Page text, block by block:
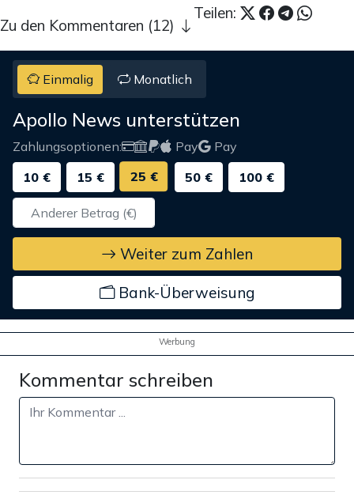
Teilen:
Zu den Kommentaren (12)
Einmalig Monatlich
Apollo News unterstützen
Zahlungsoptionen: Pay
Pay
10 €
15 € 25 € 50 € 100 €
Weiter zum Zahlen
Bank-Überweisung
Werbung
Kommentar schreiben